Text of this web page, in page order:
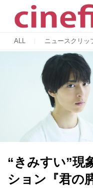
ALL ニュースクリッ
“きみすい”現
ション『君の